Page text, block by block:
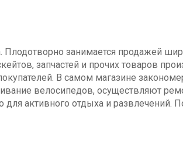
Плодотворно занимается продажей
запчастей и прочих товаров
В самом магазине
велосипедов, осуществляют
для активного отдыха и развлечений.